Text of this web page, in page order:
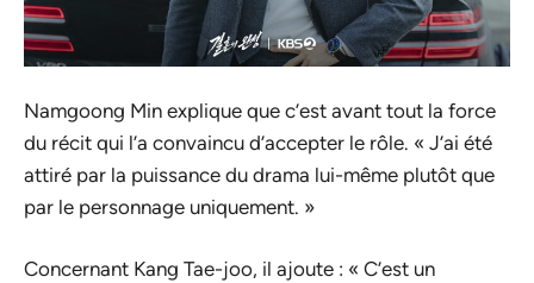
Namgoong Min explique que c’est avant tout la force
du récit qui l’a convaincu d’accepter le rôle. « J’ai été
attiré par la puissance du drama lui-même plutôt que
par le personnage uniquement. »
Concernant Kang Tae-joo, il ajoute : « C’est un